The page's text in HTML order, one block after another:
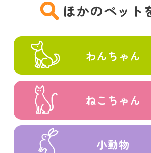
ほかのペット
わんちゃん
ねこちゃん
小動物